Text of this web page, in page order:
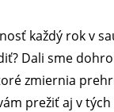
každý rok v
Dali sme
zmiernia
prežiť aj v